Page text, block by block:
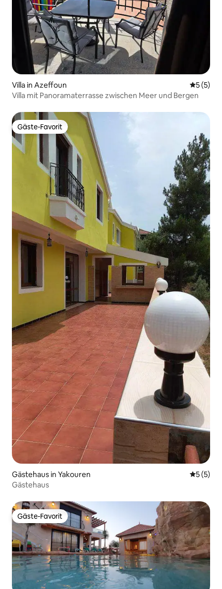
Villa in Azeffoun
5 (5)
Villa mit Panoramaterrasse zwischen Meer und Bergen
Gäste-Favorit
Gäste-Favorit
Gästehaus in Yakouren
5 (5)
Gästehaus
Gäste-Favorit
Gäste-Favorit